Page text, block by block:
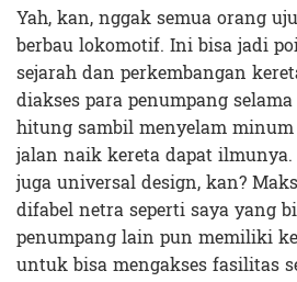
Yah, kan, nggak semua orang
berbau lokomotif. Ini bisa jadi
sejarah dan perkembangan
diakses para penumpang
hitung sambil menyelam
jalan naik kereta dapat
juga universal design, kan?
difabel netra seperti saya yang
penumpang lain pun memiliki
untuk bisa mengakses fasilitas